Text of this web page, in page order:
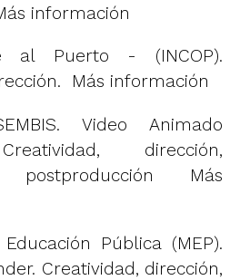
información
- (INCOP).
Más información
Video Animado
dirección,
Más
Pública (MEP).
Creatividad, dirección,